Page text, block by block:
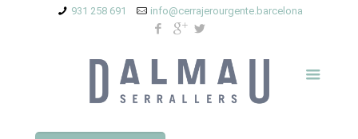
931 258 691 info@cerrajerourgente.barcelona